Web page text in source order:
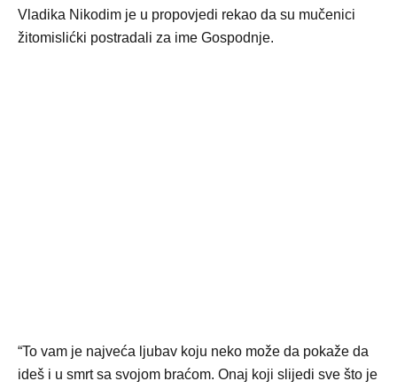
Vladika Nikodim je u propovjedi rekao da su mučenici
žitomislićki postradali za ime Gospodnje.
“To vam je najveća ljubav koju neko može da pokaže da
ideš i u smrt sa svojom braćom. Onaj koji slijedi sve što je